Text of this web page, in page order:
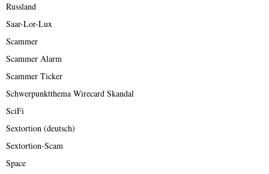
Russland
Saar-Lor-Lux
Scammer
Scammer Alarm
Scammer Ticker
Schwerpunktthema Wirecard Skandal
SciFi
Sextortion (deutsch)
Sextortion-Scam
Space